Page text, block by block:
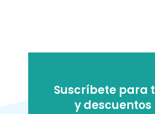
Suscríbete para
y descuentos